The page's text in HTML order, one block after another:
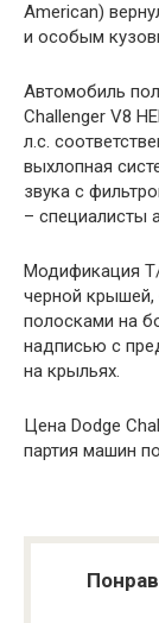
American)
и особым
Автомобиль
Challenger V8
л.с.
выхлопная
звука с
– специалисты
Модификация
черной
полосками на
надписью с
на крыльях.
Цена Dodge
партия машин